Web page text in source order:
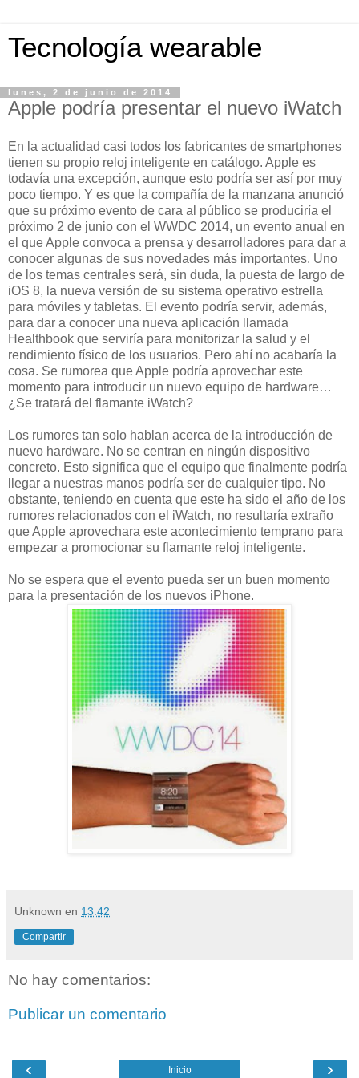
Tecnología wearable
lunes, 2 de junio de 2014
Apple podría presentar el nuevo iWatch
En la actualidad casi todos los fabricantes de smartphones
tienen su propio reloj inteligente en catálogo. Apple es
todavía una excepción, aunque esto podría ser así por muy
poco tiempo. Y es que la compañía de la manzana anunció
que su próximo evento de cara al público se produciría el
próximo 2 de junio con el WWDC 2014, un evento anual en
el que Apple convoca a prensa y desarrolladores para dar a
conocer algunas de sus novedades más importantes. Uno
de los temas centrales será, sin duda, la puesta de largo de
iOS 8, la nueva versión de su sistema operativo estrella
para móviles y tabletas. El evento podría servir, además,
para dar a conocer una nueva aplicación llamada
Healthbook que serviría para monitorizar la salud y el
rendimiento físico de los usuarios. Pero ahí no acabaría la
cosa. Se rumorea que Apple podría aprovechar este
momento para introducir un nuevo equipo de hardware…
¿Se tratará del flamante iWatch?
Los rumores tan solo hablan acerca de la introducción de
nuevo hardware. No se centran en ningún dispositivo
concreto. Esto significa que el equipo que finalmente podría
llegar a nuestras manos podría ser de cualquier tipo. No
obstante, teniendo en cuenta que este ha sido el año de los
rumores relacionados con el iWatch, no resultaría extraño
que Apple aprovechara este acontecimiento temprano para
empezar a promocionar su flamante reloj inteligente.
No se espera que el evento pueda ser un buen momento
para la presentación de los nuevos iPhone.
Unknown en 13:42
Compartir
No hay comentarios:
Publicar un comentario
‹ ›
Inicio